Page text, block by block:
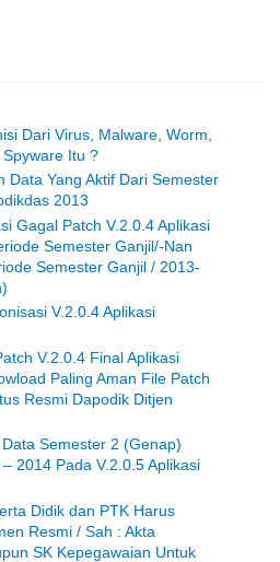
Dari Virus, Malware, Worm,
Itu ?
Data Yang Aktif Dari Semester
2013
Gagal Patch V.2.0.4 Aplikasi
Semester Ganjil/-Nan
Semester Ganjil / 2013-
V.2.0.4 Aplikasi
V.2.0.4 Final Aplikasi
Paling Aman File Patch
Resmi Dapodik Ditjen
Semester 2 (Genap)
2014 Pada V.2.0.5 Aplikasi
Didik dan PTK Harus
Resmi / Sah : Akta
SK Kepegawaian Untuk